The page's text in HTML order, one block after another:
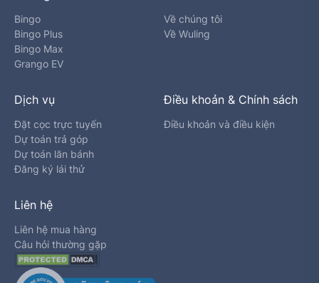
Bingo
Bingo Plus
Bingo Max
Grango EV
Về chúng tôi
Về Wuling
Dịch vụ
Đặt cọc trực tuyến
Dự toán trả góp
Dự toán lăn bánh
Đăng ký lái thử
Điều khoản & Chính sách
Điều khoản và điều kiện
Liên hệ
Liên hệ mua hàng
Câu hỏi thường gặp